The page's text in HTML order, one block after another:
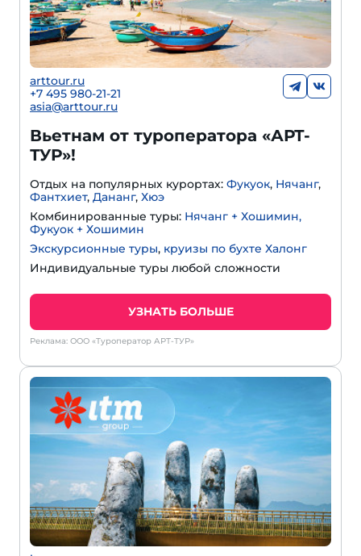
arttour.ru
+7 495 980-21-21
asia@arttour.ru
Вьетнам от туроператора «АРТ-
ТУР»!
Отдых на популярных курортах: Фукуок, Нячанг,
Фантхиет, Дананг, Хюэ
Комбинированные туры: Нячанг + Хошимин,
Фукуок + Хошимин
Экскурсионные туры, круизы по бухте Халонг
Индивидуальные туры любой сложности
УЗНАТЬ БОЛЬШЕ
Реклама: ООО «Туроператор АРТ-ТУР»